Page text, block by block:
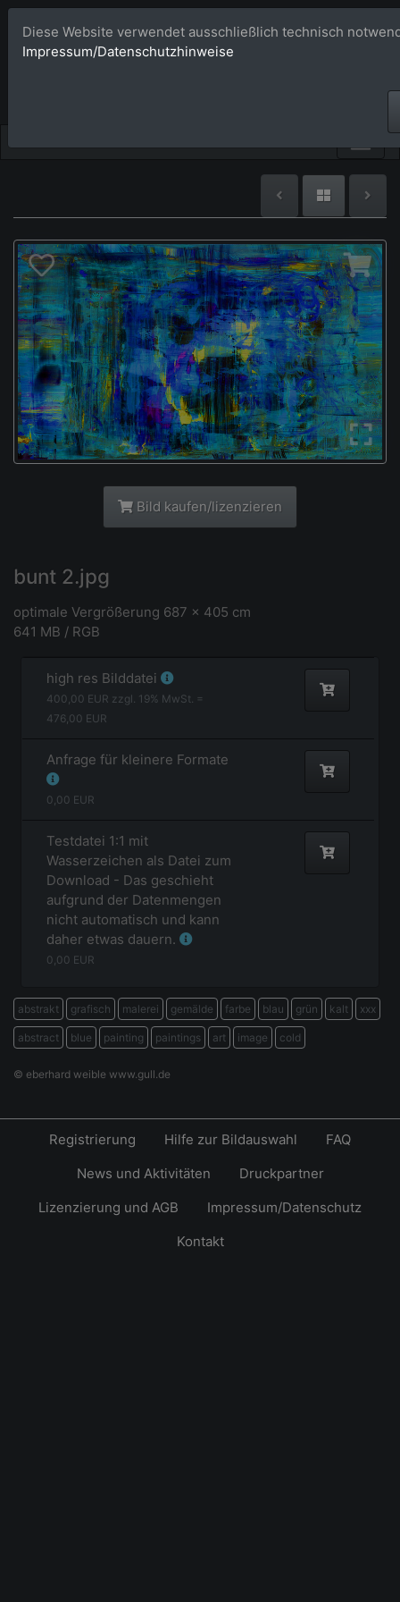
Bildagentur
Bild kaufen/lizenzieren
bunt 2.jpg
optimale Vergrößerung 687 x 405 cm
641 MB / RGB
high res Bilddatei
400,00 EUR zzgl. 19% MwSt. =
476,00 EUR
Anfrage für kleinere Formate
0,00 EUR
Testdatei 1:1 mit
Wasserzeichen als Datei zum
Download - Das geschieht
aufgrund der Datenmengen
nicht automatisch und kann
daher etwas dauern.
0,00 EUR
abstrakt grafisch malerei gemälde farbe blau grün kalt xxx
abstract blue painting paintings art image cold
© eberhard weible www.gull.de
Diese Website verwendet ausschließlich technisch
Impressum/Datenschutzhinweise
Registrierung Hilfe zur Bildauswahl
FAQ
News und Aktivitäten
Druckpartner
Lizenzierung und AGB
Impressum/Datenschutz
Kontakt